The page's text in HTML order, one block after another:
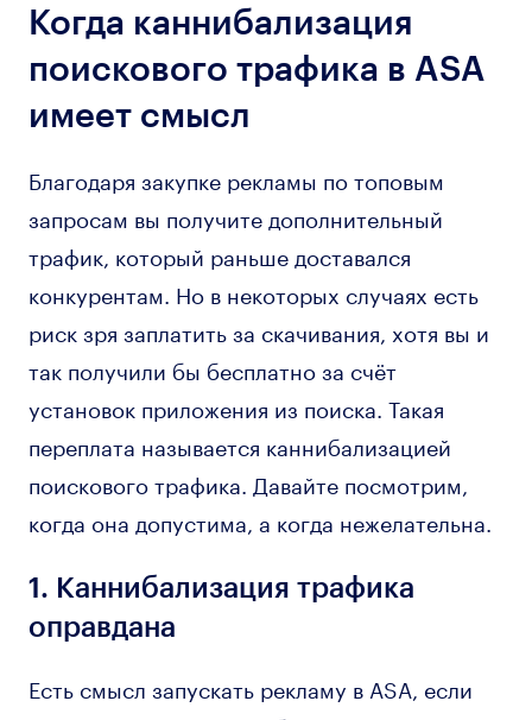
Когда каннибализация
поискового трафика в ASA
имеет смысл
Благодаря закупке рекламы по топовым
запросам вы получите дополнительный
трафик, который раньше доставался
конкурентам. Но в некоторых случаях есть
риск зря заплатить за скачивания, хотя вы и
так получили бы бесплатно за счёт
установок приложения из поиска. Такая
переплата называется каннибализацией
поискового трафика. Давайте посмотрим,
когда она допустима, а когда нежелательна.
1. Каннибализация трафика
оправдана
Есть смысл запускать рекламу в ASA, если